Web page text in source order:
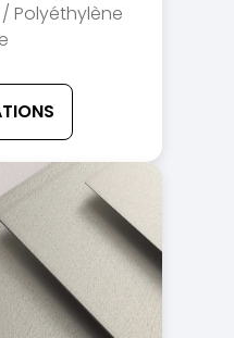
/ Polyéthylène